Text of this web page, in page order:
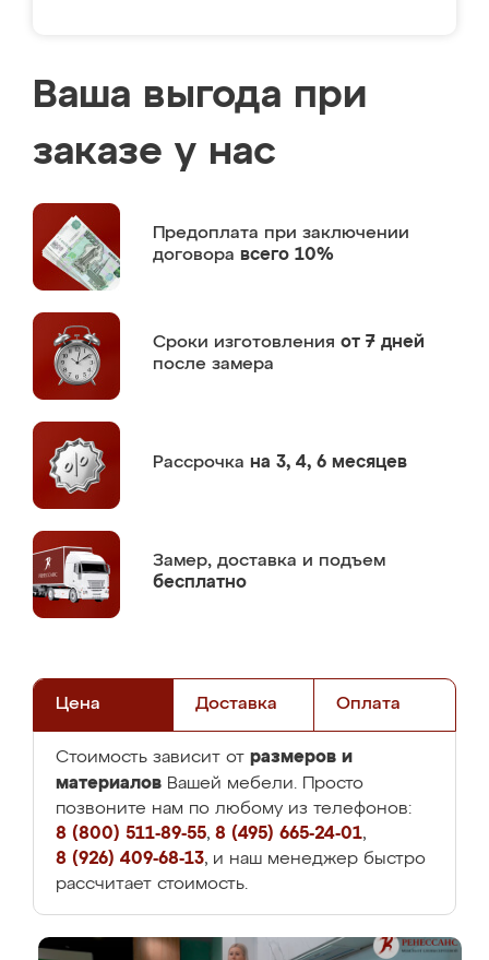
Ваша выгода при
заказе у нас
Предоплата при заключении
договора всего 10%
Сроки изготовления от 7 дней
после замера
Рассрочка на 3, 4, 6 месяцев
Замер, доставка и подъем
бесплатно
Цена Доставка Оплата
Стоимость зависит от размеров и
материалов Вашей мебели. Просто
позвоните нам по любому из телефонов:
8 (800) 511-89-55, 8 (495) 665-24-01,
8 (926) 409-68-13, и наш менеджер быстро
рассчитает стоимость.